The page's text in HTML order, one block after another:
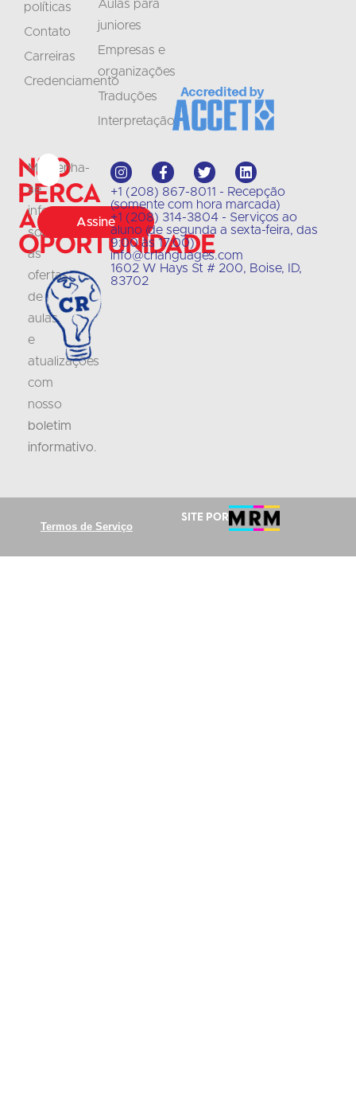
Não
perca
a
oportunidade
Mantenha-
se
informado
sobre
as
ofertas
de
aulas
e
atualizações
com
nosso
boletim
informativo.
Assine
+1 (208) 867-8011 - Recepção
(somente com hora marcada)
+1 (208) 314-3804 - Serviços ao
aluno (de segunda a sexta-feira, das
9:00 às 17:00)
info@crlanguages.com
1602 W Hays St # 200, Boise, ID,
83702
políticas
Contato
Carreiras
Credenciamento
Aulas para
juniores
Empresas e
organizações
Traduções
Interpretação
Termos de Serviço
Site por